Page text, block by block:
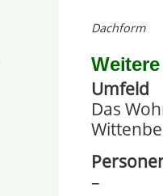
Dachform
Umfeld
Das
–